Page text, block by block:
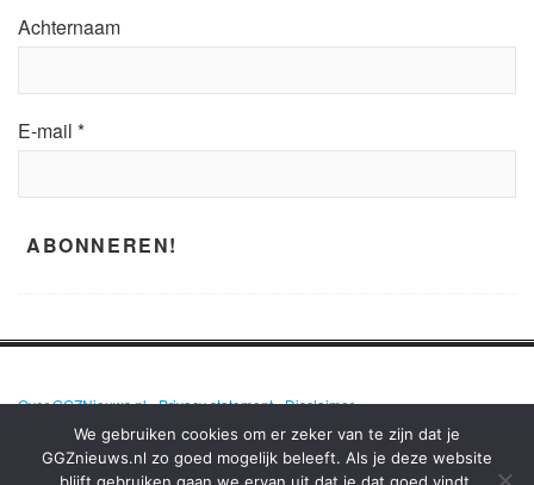
Achternaam
E-mail *
Over GGZNieuws.nl•Privacy statement•Disclaimer
We gebruiken cookies om er zeker van te zijn dat je
GGZnieuws.nl zo goed mogelijk beleeft. Als je deze website